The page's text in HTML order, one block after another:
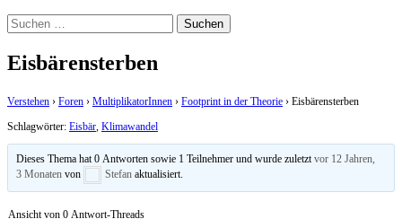
Suchen
nach:
Eisbärensterben
Verstehen › Foren › MultiplikatorInnen › Footprint in der Theorie › Eisbärensterben
Schlagwörter: Eisbär Klimawandel
Dieses Thema hat 0 Antworten sowie 1 Teilnehmer und wurde zuletztvor 12 Jahren,
3 Monaten von Stefan aktualisiert.
Ansicht von 0 Antwort-Threads